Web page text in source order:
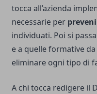
tocca all’azienda
necessarie per
individuati. Poi si
e a quelle formative
eliminare ogni tipo di
A chi tocca redigere il